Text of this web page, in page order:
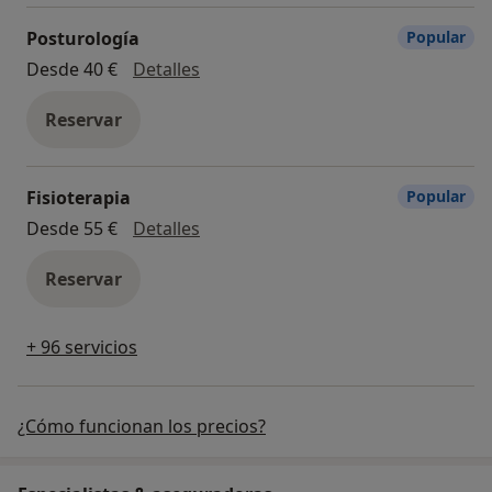
Posturología
Desde 40 €
Detalles
Reservar
Popular
Fisioterapia
Desde 55 €
Detalles
Reservar
Popular
+ 96 servicios
¿Cómo funcionan los precios?